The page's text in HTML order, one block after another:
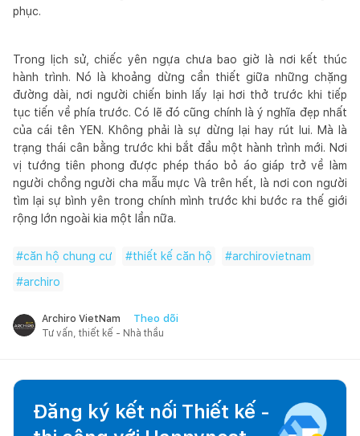
phục.
Trong lịch sử, chiếc yên ngựa chưa bao giờ là nơi kết thúc
hành trình. Nó là khoảng dừng cần thiết giữa những chặng
đường dài, nơi người chiến binh lấy lại hơi thở trước khi tiếp
tục tiến về phía trước. Có lẽ đó cũng chính là ý nghĩa đẹp nhất
của cái tên YEN. Không phải là sự dừng lại hay rút lui. Mà là
trạng thái cân bằng trước khi bắt đầu một hành trình mới. Nơi
vị tướng tiên phong được phép tháo bỏ áo giáp trở về làm
người chồng người cha mẫu mực Và trên hết, là nơi con người
tìm lại sự bình yên trong chính mình trước khi bước ra thế giới
rộng lớn ngoài kia một lần nữa.
#căn hộ chung cư #thiết kế căn hộ #archirovietnam
#archiro
Archiro VietNam Theo dõi
Tư vấn, thiết kế - Nhà thầu
Đăng ký kết nối Thiết kế -